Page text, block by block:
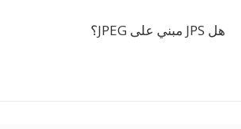
هل JPS مبني على JPEG؟